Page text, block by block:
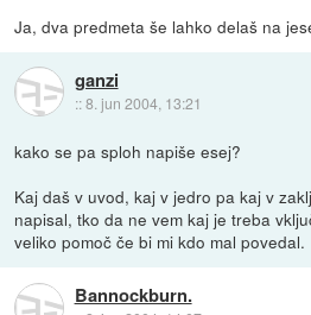
Ja, dva predmeta še lahko delaš na
ganzi
::8. jun 2004, 13:21
kako se pa sploh napiše esej?
Kaj daš v uvod, kaj v jedro pa kaj v
napisal, tko da ne vem kaj je treba
veliko pomoč če bi mi kdo mal povedal.
Bannockburn.